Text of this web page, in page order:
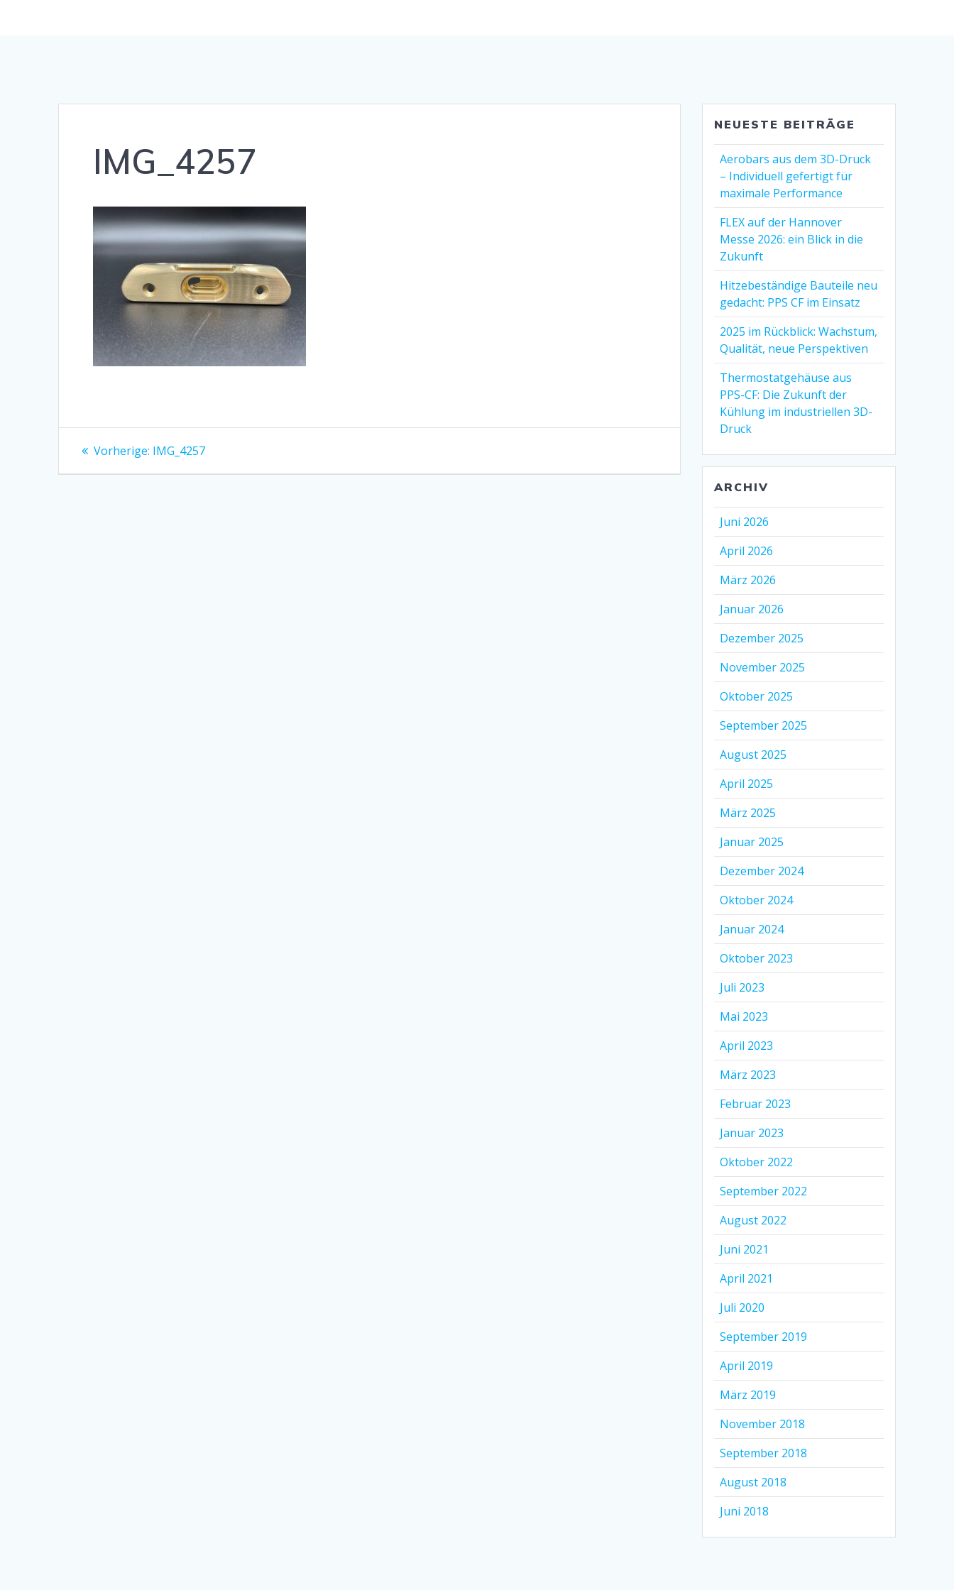
IMG_4257
Beitragsnavigation
Vorherige: Vorheriger
IMG_4257
NEUESTE BEITRÄGE
Aerobars aus dem 3D-Druck
– Individuell gefertigt für
maximale Performance
FLEX auf der Hannover
Messe 2026: ein Blick in die
Zukunft
Hitzebeständige Bauteile neu
gedacht: PPS CF im Einsatz
2025 im Rückblick: Wachstum,
Qualität, neue Perspektiven
Thermostatgehäuse aus
PPS-CF: Die Zukunft der
Kühlung im industriellen 3D-
Druck
ARCHIV
Juni 2026
April 2026
März 2026
Januar 2026
Dezember 2025
November 2025
Oktober 2025
September 2025
August 2025
April 2025
März 2025
Januar 2025
Dezember 2024
Oktober 2024
Januar 2024
Oktober 2023
Juli 2023
Mai 2023
April 2023
März 2023
Februar 2023
Januar 2023
Oktober 2022
September 2022
August 2022
Juni 2021
April 2021
Juli 2020
September 2019
April 2019
März 2019
November 2018
September 2018
August 2018
Juni 2018